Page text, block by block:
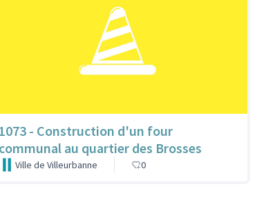
1073 - Construction d'un four
communal au quartier des Brosses
Ville de Villeurbanne 0